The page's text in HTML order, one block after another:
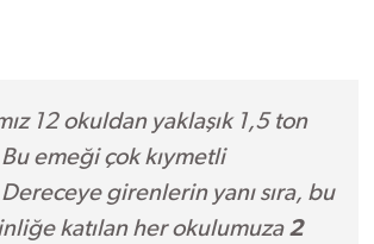
12 okuldan yaklaşık 1,5 ton
emeği çok kıymetli
girenlerin yanı sıra, bu
katılan her okulumuza 2